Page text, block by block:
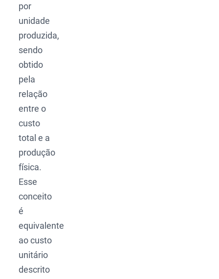
por
unidade
produzida,
sendo
obtido
pela
relação
entre o
custo
total e a
produção
física.
Esse
conceito
é
equivalente
ao custo
unitário
descrito